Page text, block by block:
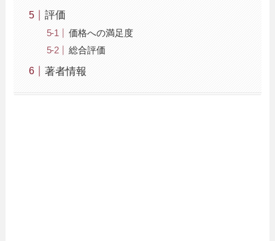
評価
価格への満足度
総合評価
著者情報